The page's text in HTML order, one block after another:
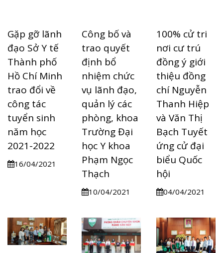
Gặp gỡ lãnh
đạo Sở Y tế
Thành phố
Hồ Chí Minh
trao đổi về
công tác
tuyển sinh
năm học
2021-2022
16/04/2021
Công bố và
trao quyết
định bổ
nhiệm chức
vụ lãnh đạo,
quản lý các
phòng, khoa
Trường Đại
học Y khoa
Phạm Ngọc
Thạch
10/04/2021
100% cử tri
nơi cư trú
đồng ý giới
thiệu đồng
chí Nguyễn
Thanh Hiệp
và Văn Thị
Bạch Tuyết
ứng cử đại
biểu Quốc
hội
04/04/2021